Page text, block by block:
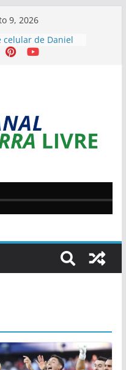
9, 2026
celular de Daniel
especulações
encontra
e apreende
de São
Teresina
retomam diálogo
de Alexandre